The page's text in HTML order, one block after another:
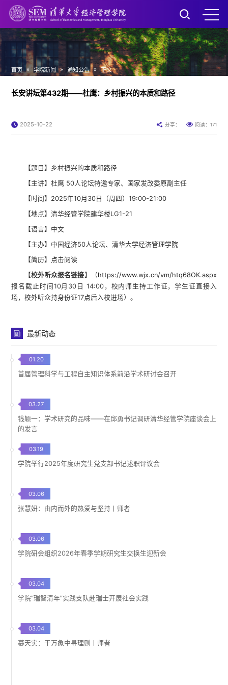
首页 » 学院新闻 » 通知公告 » 正文
长安讲坛第432期——杜鹰：乡村振兴的本质和路径
2025-10-22 分享： 阅读： 171
【题目】乡村振兴的本质和路径
【主讲】杜鹰 50人论坛特邀专家、国家发改委原副主任
【时间】2025年10月30日（周四）19:00-21:00
【地点】清华经管学院建华楼LG1-21
【语言】中文
【主办】中国经济50人论坛、清华大学经济管理学院
【简历】
点击阅读
【校外听众报名链接】（https://www.wjx.cn/vm/htq68OK.aspx
报名截止时间10月30日 14:00，校内师生持工作证，学生证直接入
场，校外听众持身份证17点后入校进场）。
最新动态
01.20
首届管理科学与工程自主知识体系前沿学术研讨会召开
03.27
钱颖一：学术研究的品味——在邱勇书记调研清华经管学院座谈会上
的发言
03.19
学院举行2025年度研究生党支部书记述职评议会
03.06
张慧妍：由内而外的热爱与坚持丨师者
03.06
学院研会组织2026年春季学期研究生交换生迎新会
03.04
学院“瑞智清年”实践支队赴瑞士开展社会实践
03.04
慕天实：于万象中寻理则丨师者